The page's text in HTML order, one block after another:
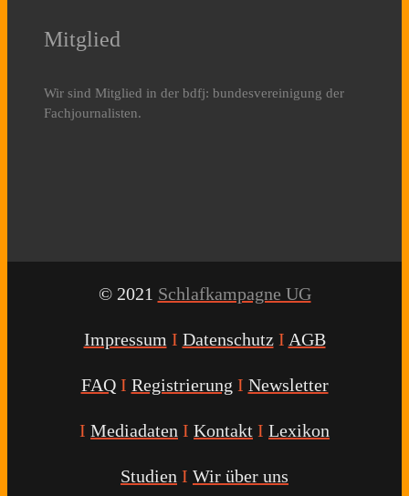
Mitglied
Wir sind Mitglied in der bdfj: bundesvereinigung der
Fachjournalisten.
© 2021 Schlafkampagne UG
Impressum I Datenschutz I AGB
FAQ I Registrierung I Newsletter
I Mediadaten I Kontakt I Lexikon
Studien I Wir über uns